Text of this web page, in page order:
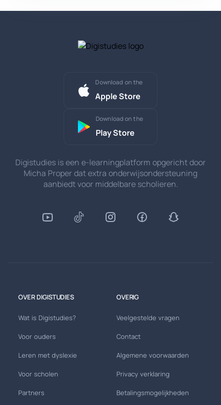
Download on the
Apple Store
Download on the
Play Store
Digistudies is een e-learningplatform opgericht door
Micha Proper dat extra onderwijsondersteuning
aanbiedt voor middelbare scholieren.
OVER DIGISTUDIES
Wat is Digistudies?
Voor ouders
Leren met dyslexie
Voor scholen
Partners
OVERIG
Veelgestelde vragen
Contact
Algemene voorwaarden
Privacy verklaring
Betalingsmogelijkheden